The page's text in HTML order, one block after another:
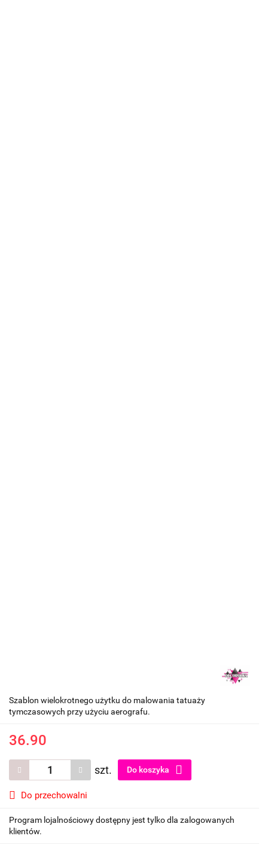
Szablon wielokrotnego użytku do malowania tatuaży
tymczasowych przy użyciu aerografu.
36.90
szt. Do koszyka
Do przechowalni
Program lojalnościowy dostępny jest tylko dla zalogowanych
klientów.